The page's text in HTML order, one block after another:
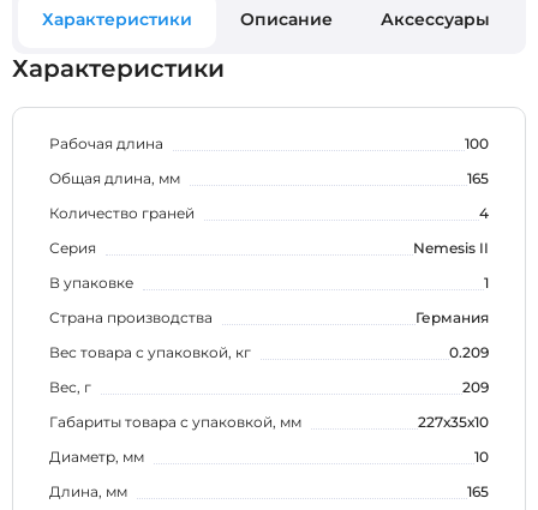
Характеристики Описание Аксессуары
Характеристики
Рабочая длина
100
Общая длина, мм
165
Количество граней
4
Серия
Nemesis II
В упаковке
1
Страна производства
Германия
Вес товара с упаковкой, кг
0.209
Вес, г
209
Габариты товара с упаковкой, мм
227х35х10
Диаметр, мм
10
Длина, мм
165